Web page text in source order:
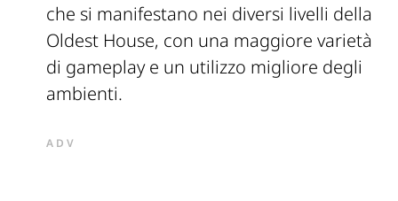
che si manifestano nei diversi livelli della
Oldest House, con una maggiore varietà
di gameplay e un utilizzo migliore degli
ambienti.
ADV